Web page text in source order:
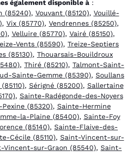
également disponible à:
(85240), Vouvant (85120), Vouillé-
, Vix (85770), Vendrennes (85250),
, Velluire (85770), Vairé (85150),
Vents (85590), Treize-Septiers
(85130), Thouarsais-Bouildroux
, Thiré (85210), Talmont-Saint-
Sainte-Gemme (85390), Soullans
, Sérigné (85200), Sallertaine
, Sainte-Radégonde-des-Noyers
(85320), Sainte-Hermine
la-Plaine (85400), Sainte-Foy
(85140), Sainte-Flaive-des-
Cécile (85110), Saint-Vincent-sur-
Vincent-sur-Graon (85540), Saint-